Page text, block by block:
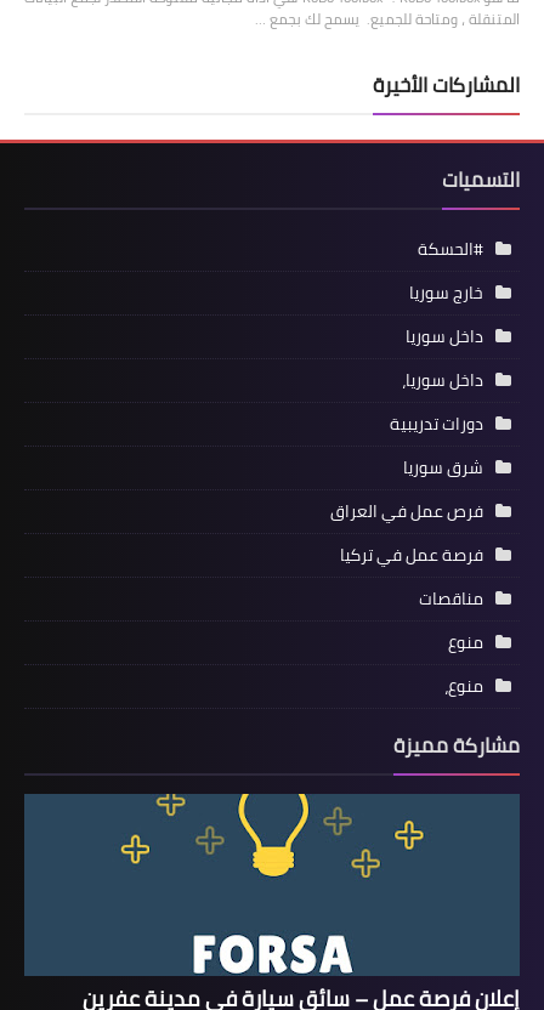
المتنقلة ، ومتاحة للجميع. يسمح لك بجمع …
المشاركات الأخيرة
التسميات
#الحسكة
خارج سوريا
داخل سوريا
داخل سوريا،
دورات تدريبية
شرق سوريا
فرص عمل في العراق
فرصة عمل في تركيا
مناقصات
منوع
منوع،
مشاركة مميزة
إعلان فرصة عمل – سائق سيارة في مدينة عفرين